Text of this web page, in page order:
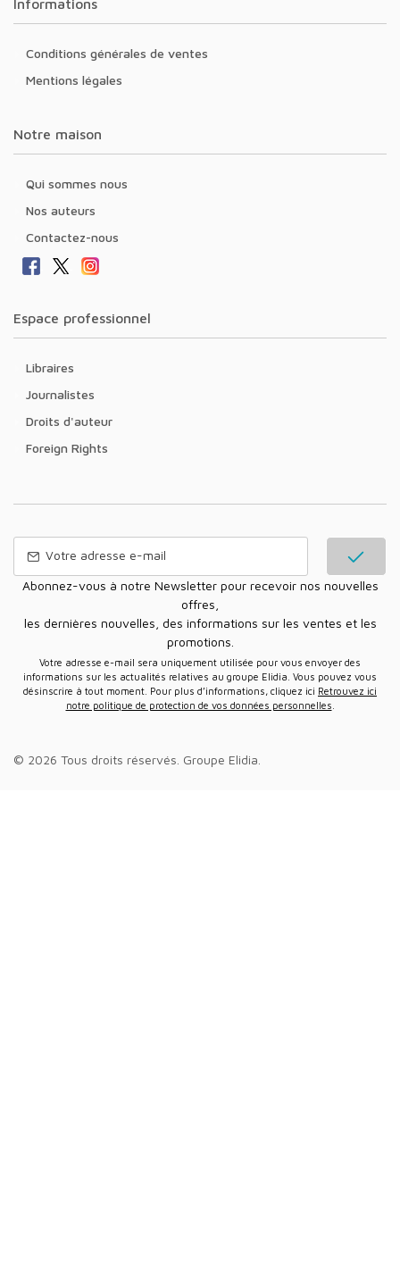
Informations
Conditions générales de ventes
Mentions légales
Notre maison
Qui sommes nous
Nos auteurs
Contactez-nous
Espace professionnel
Libraires
Journalistes
Droits d'auteur
Foreign Rights
Abonnez-vous à notre Newsletter pour recevoir nos nouvelles
offres,
les dernières nouvelles, des informations sur les ventes et les
promotions.
Votre adresse e-mail sera uniquement utilisée pour vous envoyer des
informations sur les actualités relatives au groupe Elidia. Vous pouvez vous
désinscrire à tout moment. Pour plus d’informations, cliquez ici Retrouvez ici
notre politique de protection de vos données personnelles
© 2026 Tous droits réservés. Groupe Elidia